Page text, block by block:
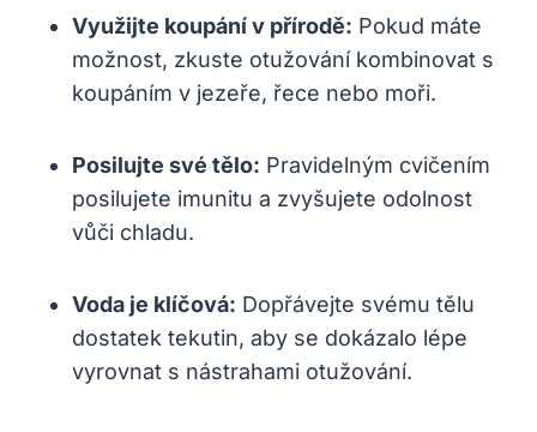
Využijte koupání v přírodě: Pokud máte
možnost, zkuste otužování kombinovat s
koupáním v jezeře, řece nebo moři.
Posilujte své tělo: Pravidelným cvičením
posilujete imunitu a zvyšujete odolnost
vůči chladu.
Voda je klíčová: Dopřávejte svému tělu
dostatek tekutin, aby se dokázalo lépe
vyrovnat s nástrahami otužování.